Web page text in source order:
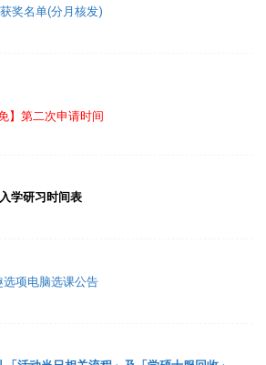
奖名单(分月核发)
】第二次申请时间
学研习时间表
选项电脑选课公告